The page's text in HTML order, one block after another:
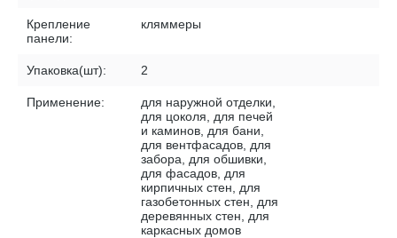
Крепление
панели:
кляммеры
Упаковка(шт): 2
Применение:
для наружной отделки,
для цоколя, для печей
и каминов, для бани,
для вентфасадов, для
забора, для обшивки,
для фасадов, для
кирпичных стен, для
газобетонных стен, для
деревянных стен, для
каркасных домов